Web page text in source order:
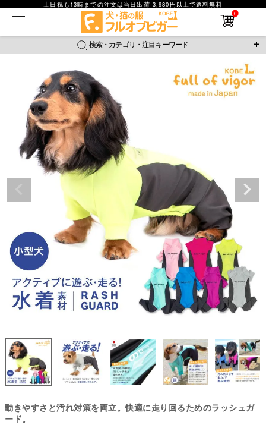
土日祝も13時までの注文は当日出荷 3,980円以上で送料無料
0
検索・カテゴリ・注目キーワード
ジャージ 防蚊 腹巻 ラッシュガード
接触冷感 おそろコーデ
新作アイテム
返品・交換について ご利用ガイド
詳細検索
在庫なし商品
在庫なし商品を表示しない
価格が安い順
価格が高い順
レビュー数順
検索
動きやすさと汚れ対策を両立。快適に走り回るためのラッシュガ
ード。